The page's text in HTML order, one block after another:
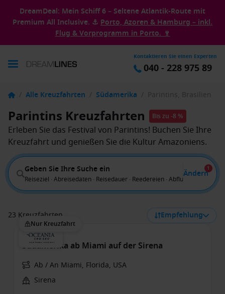
DreamDeal: Mein Schiff 6 – Seltene Atlantik-Route mit
Premium All Inclusive. ⚓ Porto, Azoren & Hamburg – inkl.
Flug & Vorprogramm in Porto. 🍷
Kontaktieren Sie einen Experten
040 - 228 975 89
/ Alle Kreuzfahrten / Südamerika / Parintins, Brasilien
Parintins Kreuzfahrten Bis zu -8 %
Erleben Sie das Festival von Parintins! Buchen Sie Ihre
Kreuzfahrt und genießen Sie die Kultur Amazoniens.
Geben Sie Ihre Suche ein
Reiseziel · Abreisedaten · Reisedauer · Reedereien · Abflug von
Ändern
1
23 Kreuzfahrten Empfehlung
Nur Kreuzfahrt
Südamerika ab Miami auf der Sirena
Ab / An Miami, Florida, USA
Sirena